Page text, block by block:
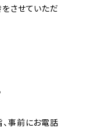
させていただ
事前にお電話